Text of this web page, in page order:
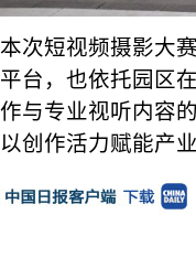
本次短视频摄影大
平台，也依托园区
作与专业视听内容
以创作活力赋能产